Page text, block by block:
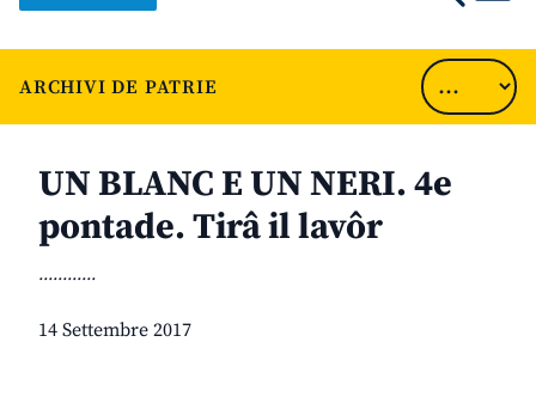
ARCHIVI DE PATRIE
UN BLANC E UN NERI. 4e
pontade. Tirâ il lavôr
............
14 Settembre 2017